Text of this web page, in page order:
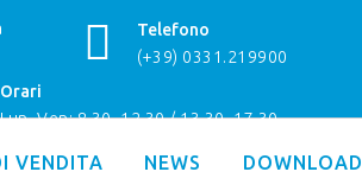
Telefono
(+39) 0331.219900
Orari
Lun–Ven: 8.30–12.30 / 13.30–17.30
VENDITA NEWS DOWNLOAD